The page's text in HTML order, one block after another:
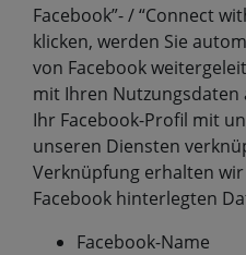
Facebook”- / “Connect
klicken, werden Sie
von Facebook
mit Ihren
Ihr Facebook-Profil mit
unseren Diensten
Verknüpfung erhalten
Facebook hinterlegten
Facebook-Name